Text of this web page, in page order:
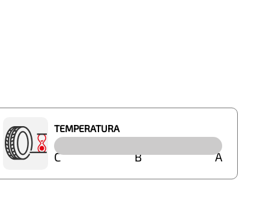
TEMPERATURA
C B A